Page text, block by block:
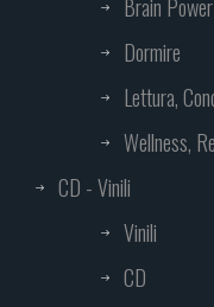
Brain Power
Dormire
Lettura,
Wellness,
CD - Vinili
Vinili
CD